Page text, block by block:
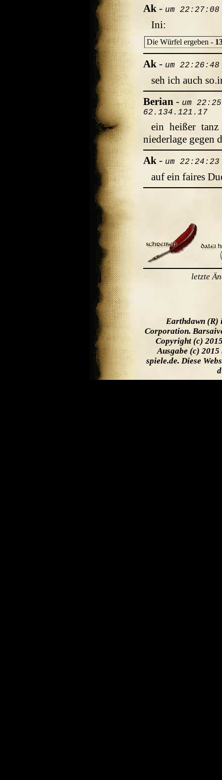
Ak - um
Ini:
Die Würfel ergeben -
Ak - um
seh ich auch
Berian - um
62.134.121.17
ein heißer tanz
niederlage gegen
Ak - um
auf ein faires
letzte
Earthdawn (R)
Corporation.
Copyright (c)
Ausgabe (c) 2015
spiele.de. Diese